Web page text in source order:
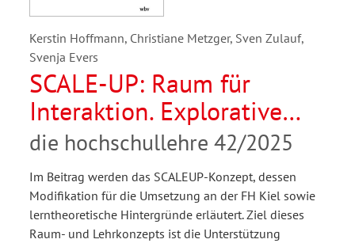
Kerstin Hoffmann, Christiane Metzger, Sven Zulauf,
Svenja Evers
SCALE-UP: Raum für
Interaktion. Explorative
Evaluation eines Raum-
und Lehrkonzepts im
Hinblick auf Studierenden-
Lehrenden-Interaktion
die hochschullehre 42/2025
Im Beitrag werden das SCALEUP-Konzept, dessen
Modifikation für die Umsetzung an der FH Kiel sowie
lerntheoretische Hintergründe erläutert. Ziel dieses
Raum- und Lehrkonzepts ist die Unterstützung